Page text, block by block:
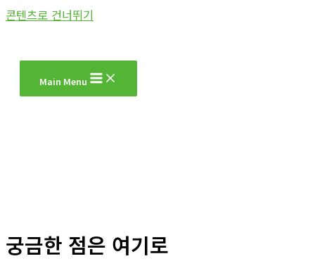
콘텐츠로 건너뛰기
Main Menu
궁금한 점은 여기로